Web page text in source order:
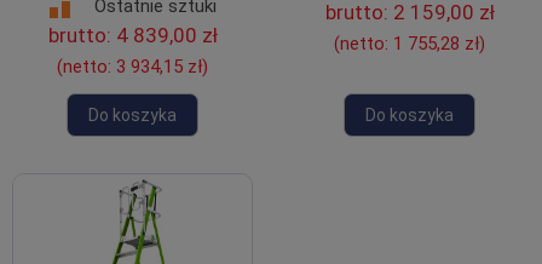
Ostatnie sztuki
brutto: 4 839,00 zł
(netto: 3 934,15 zł)
Do koszyka
brutto: 2 159,00 zł
(netto: 1 755,28 zł)
Do koszyka